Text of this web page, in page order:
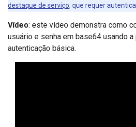
destaque de serviço, que requer
Vídeo: este vídeo demonstra como
usuário e senha em base64 usando
autenticação básica.